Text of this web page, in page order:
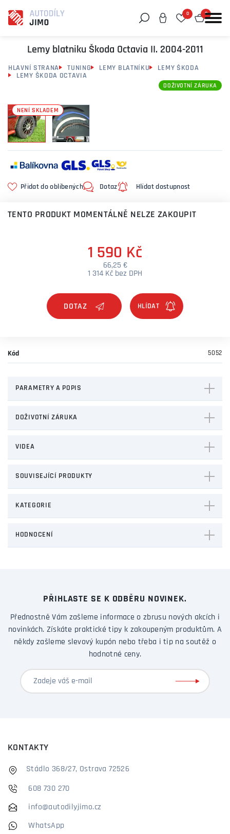
0 0
Lemy blatniku Škoda Octavia II. 2004-2011
HLAVNÍ STRANA TUNING LEMY BLATNÍKU
LEMY ŠKODA
LEMY ŠKODA OCTAVIA
NENÍ SKLADEM
DOŽIVOTNÍ ZÁRUKA
Přidat do oblíbených Dotaz Hlídat dostupnost
TENTO PRODUKT MOMENTÁLNĚ NELZE ZAKOUPIT
1 590 Kč
66,25 €
1 314 Kč bez DPH
DOTAZ
Kód 5052
PARAMETRY A POPIS
DOŽIVOTNÍ ZÁRUKA
VIDEA
SOUVISEJÍCÍ PRODUKTY
KATEGORIE
HODNOCENÍ
PŘIHLASTE SE K ODBĚRU NOVINEK.
Přednostně Vám zašleme informace o zbrusu nových akcích i
novinkách. Získáte praktické tipy k zakoupeným produktům. A
někdy zašleme slevový kupón nebo třeba i tip na soutěž o
hodnotné ceny.
KONTAKTY
Stádlo 368/27, Ostrava 72526
608 730 270
info@autodilyjimo.cz
WhatsApp
Můžeme vám pomoci něco najít?